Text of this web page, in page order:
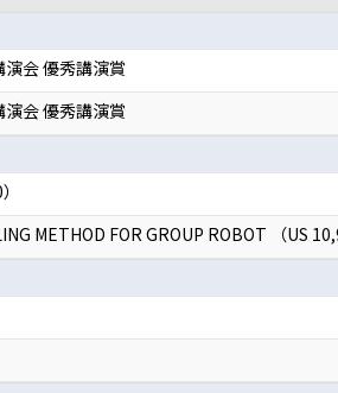
会 優秀講演賞
会 優秀講演賞
METHOD FOR GROUP ROBOT （US